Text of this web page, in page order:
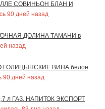
СОВИНЬОН БЛАН И
90 дней назад
ДОЛИНА ТАМАНИ в
назад
ГОЛИЦЫНСКИЕ ВИНА белое
90 дней назад
л ГАЗ. НАПИТОК ЭКСПОРТ